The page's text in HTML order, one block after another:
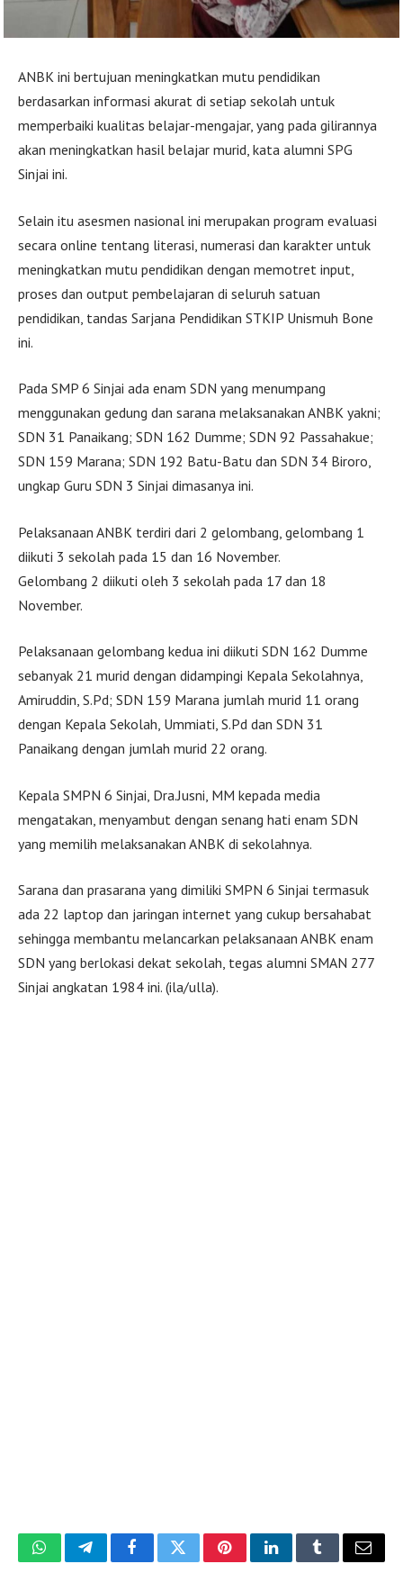
ANBK ini bertujuan meningkatkan mutu pendidikan
berdasarkan informasi akurat di setiap sekolah untuk
memperbaiki kualitas belajar-mengajar, yang pada gilirannya
akan meningkatkan hasil belajar murid, kata alumni SPG
Sinjai ini.
Selain itu asesmen nasional ini merupakan program evaluasi
secara online tentang literasi, numerasi dan karakter untuk
meningkatkan mutu pendidikan dengan memotret input,
proses dan output pembelajaran di seluruh satuan
pendidikan, tandas Sarjana Pendidikan STKIP Unismuh Bone
ini.
Pada SMP 6 Sinjai ada enam SDN yang menumpang
menggunakan gedung dan sarana melaksanakan ANBK yakni;
SDN 31 Panaikang; SDN 162 Dumme; SDN 92 Passahakue;
SDN 159 Marana; SDN 192 Batu-Batu dan SDN 34 Biroro,
ungkap Guru SDN 3 Sinjai dimasanya ini.
Pelaksanaan ANBK terdiri dari 2 gelombang, gelombang 1
diikuti 3 sekolah pada 15 dan 16 November.
Gelombang 2 diikuti oleh 3 sekolah pada 17 dan 18
November.
Pelaksanaan gelombang kedua ini diikuti SDN 162 Dumme
sebanyak 21 murid dengan didampingi Kepala Sekolahnya,
Amiruddin, S.Pd; SDN 159 Marana jumlah murid 11 orang
dengan Kepala Sekolah, Ummiati, S.Pd dan SDN 31
Panaikang dengan jumlah murid 22 orang.
Kepala SMPN 6 Sinjai, Dra.Jusni, MM kepada media
mengatakan, menyambut dengan senang hati enam SDN
yang memilih melaksanakan ANBK di sekolahnya.
Sarana dan prasarana yang dimiliki SMPN 6 Sinjai termasuk
ada 22 laptop dan jaringan internet yang cukup bersahabat
sehingga membantu melancarkan pelaksanaan ANBK enam
SDN yang berlokasi dekat sekolah, tegas alumni SMAN 277
Sinjai angkatan 1984 ini. (ila/ulla).
WhatsAppTelegramFacebookTwitterPinterestLinkedInTumblrEmail